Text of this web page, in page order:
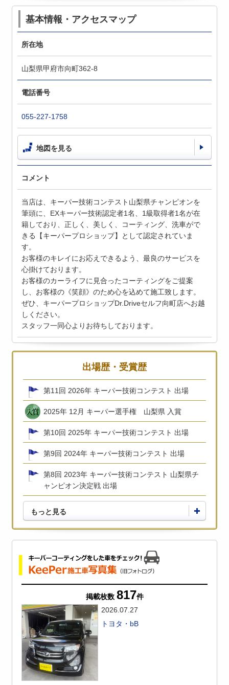
基本情報・アクセスマップ
所在地
山梨県甲府市向町362-8
電話番号
055-227-1758
地図を見る
コメント
当店は、キーパー技術コンテスト山梨県チャンピオンを
筆頭に、EXキーパー技術認定者1名、1級取得者1名が在
籍しており、正しく、美しく、コーティング、洗車がで
きる【キーパープロショップ】として認定されていま
す。
お客様のキレイにお応えできるよう、最良のサービスを
心掛けております。
お客様のカーライフに見合ったコーティングをご提案
し、お客様の《笑顔》のため心を込めて施工致します。
ぜひ、キーパープロショップDr.Driveセルフ向町店へお越
しください。
スタッフ一同心よりお待ちしております。
出場歴・受賞歴
第11回 2026年 キーパー技術コンテスト 出場
2025年 12月 キーパー選手権 山梨県 入賞
第10回 2025年 キーパー技術コンテスト 出場
第9回 2024年 キーパー技術コンテスト 出場
第8回 2023年 キーパー技術コンテスト 山梨県チ
ャンピオン決定戦 出場
もっと見る
掲載枚数 817件
2026.07.27
トヨタ・bB